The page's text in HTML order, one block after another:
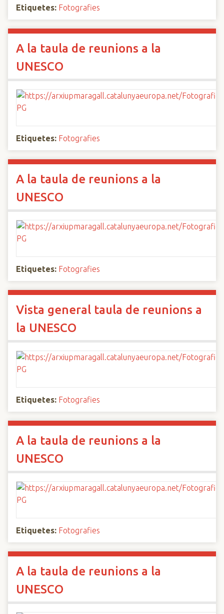
Etiquetes: Fotografies
A la taula de reunions a la
UNESCO
Etiquetes: Fotografies
A la taula de reunions a la
UNESCO
Etiquetes: Fotografies
Vista general taula de reunions a
la UNESCO
Etiquetes: Fotografies
A la taula de reunions a la
UNESCO
Etiquetes: Fotografies
A la taula de reunions a la
UNESCO